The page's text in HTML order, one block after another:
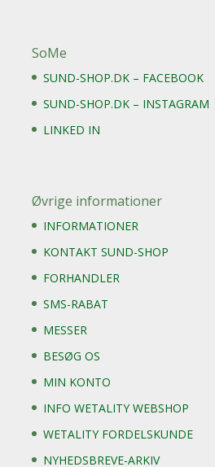
SoMe
SUND-SHOP.DK – FACEBOOK
SUND-SHOP.DK – INSTAGRAM
LINKED IN
Øvrige informationer
INFORMATIONER
KONTAKT SUND-SHOP
FORHANDLER
SMS-RABAT
MESSER
BESØG OS
MIN KONTO
INFO WETALITY WEBSHOP
WETALITY FORDELSKUNDE
NYHEDSBREVE-ARKIV